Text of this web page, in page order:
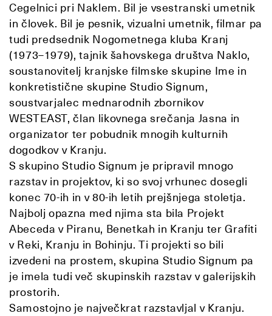
Cegelnici pri Naklem. Bil je vsestranski umetnik
in človek. Bil je pesnik, vizualni umetnik, filmar pa
tudi predsednik Nogometnega kluba Kranj
(1973–1979), tajnik šahovskega društva Naklo,
soustanovitelj kranjske filmske skupine Ime in
konkretistične skupine Studio Signum,
soustvarjalec mednarodnih zbornikov
WESTEAST, član likovnega srečanja Jasna in
organizator ter pobudnik mnogih kulturnih
dogodkov v Kranju.
S skupino Studio Signum je pripravil mnogo
razstav in projektov, ki so svoj vrhunec dosegli
konec 70-ih in v 80-ih letih prejšnjega stoletja.
Najbolj opazna med njima sta bila Projekt
Abeceda v Piranu, Benetkah in Kranju ter Grafiti
v Reki, Kranju in Bohinju. Ti projekti so bili
izvedeni na prostem, skupina Studio Signum pa
je imela tudi več skupinskih razstav v galerijskih
prostorih.
Samostojno je največkrat razstavljal v Kranju.